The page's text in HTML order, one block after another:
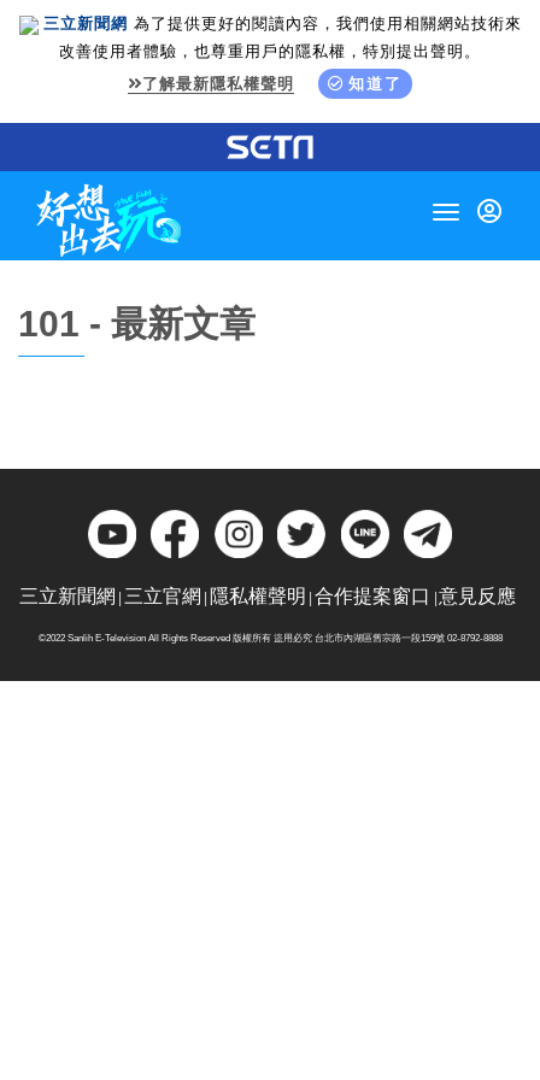
三立新聞網 為了提供更好的閱讀內容，我們使用相關網站技術來
改善使用者體驗，也尊重用戶的隱私權，特別提出聲明。
了解最新隱私權聲明
知道了
Toggle
101 - 最新文章
三立新聞網 三立官網 隱私權聲明 合作提案窗口 意見反應
©2022 Sanlih E-Television All Rights Reserved 版權所有 盜用必究 台北市內湖區舊宗路一段159號 02-8792-8888